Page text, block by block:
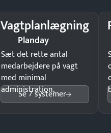
Vagtplanlægning
Planday
Sæt det rette antal
medarbejdere på vagt
med minimal
administration.
Se 7 systemer